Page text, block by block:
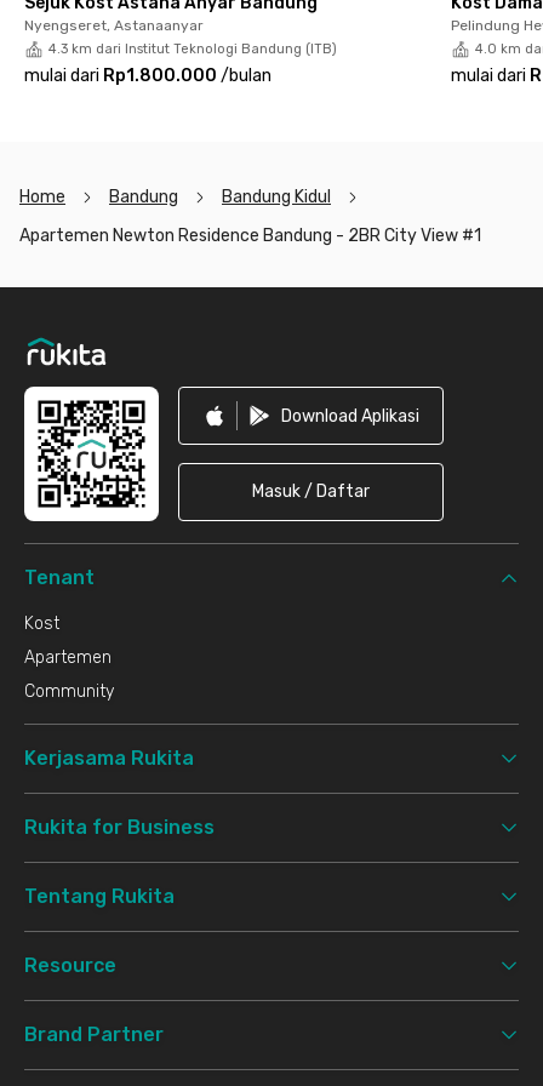
sudah full furnished dengan AC, TV, sofa, kitchen set, mesin
cuci, hingga kamar mandi. Tersedia pula fasilitas gedung
seperti lift, lobby, hingga area parkir berbayar yang bisa kamu
gunakan. Yuk, sewa unitnya sekarang juga sebelum kehabisan!
Nyengseret, Astanaanyar
4.3 km dari Institut Teknologi Bandung (ITB)
mulai dari Rp1.800.000 /bulan
Pelindung
4.0 km
mulai dari
Home Bandung
Bandung Kidul
Apartemen Newton Residence Bandung - 2BR City View #1
Download Aplikasi
Masuk / Daftar
Tenant
Kost
Apartemen
Community
Kerjasama Rukita
Rukita for Business
Tentang Rukita
Resource
Brand Partner